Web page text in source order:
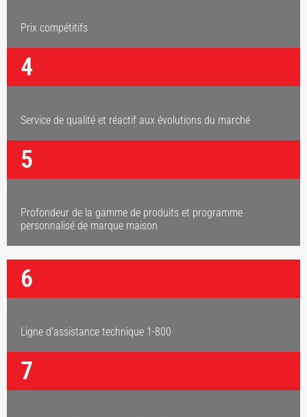
Prix compétitifs
4
Service de qualité et réactif aux évolutions du marché
5
Profondeur de la gamme de produits et programme
personnalisé de marque maison
6
Ligne d'assistance technique 1-800
7